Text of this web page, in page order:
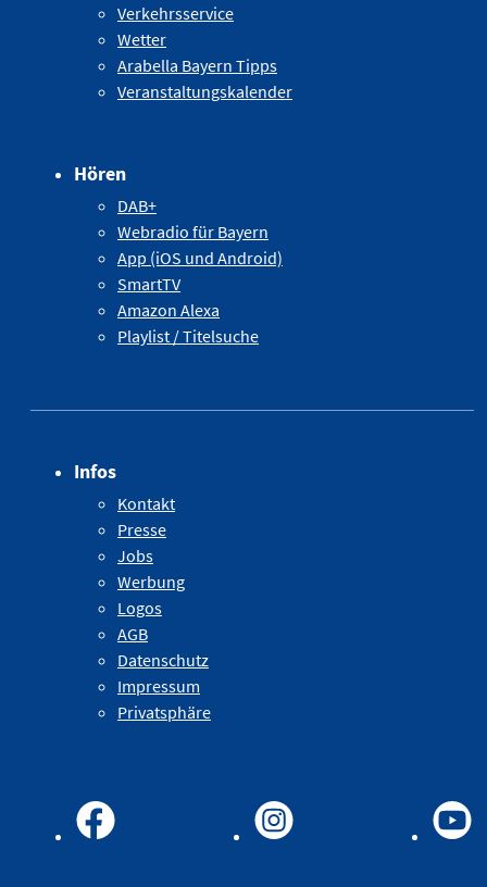
Verkehrsservice
Wetter
Arabella Bayern Tipps
Veranstaltungskalender
Hören
DAB+
Webradio für Bayern
App (iOS und Android)
SmartTV
Amazon Alexa
Playlist / Titelsuche
Infos
Kontakt
Presse
Jobs
Werbung
Logos
AGB
Datenschutz
Impressum
Privatsphäre